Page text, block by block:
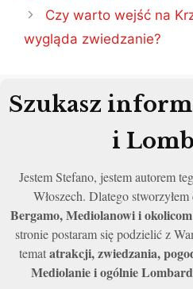
Czy warto wejść na
wygląda zwiedzanie?
Szukasz
i
Jestem Stefano, jestem autorem
Włoszech. Dlatego
Bergamo, Mediolanowi i okolicom
stronie postaram się podzielić z
tematatrakcji, zwiedzania,
Mediolanie i ogólnie